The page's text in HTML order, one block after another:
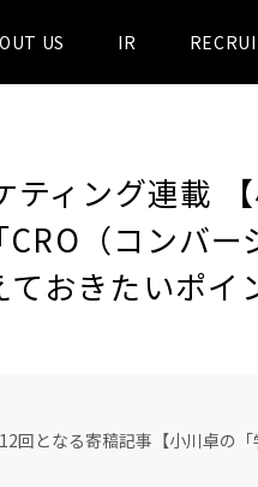
US IR
ィング連載
（コンバー
おきたいポイ
となる寄稿記事【小川卓の